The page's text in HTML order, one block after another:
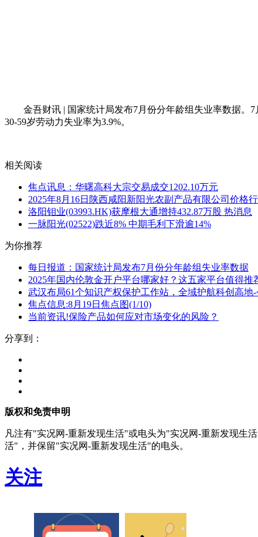
金吾财讯 | 国家统计局发布7月份分年龄组失业率数据。
30-59岁劳动力失业率为3.9%。
相关阅读
焦点讯息：华曙高科大宗交易成交1202.10万元
2025年8月16日陕西咸阳新阳光农副产品有限公司价格
洛阳钼业(03993.HK)获摩根大通增持432.87万股 热消息
一脉阳光(02522)跌近8% 中期毛利下滑逾14%
为你推荐
每日报道：国家统计局发布7月份分年龄组失业率数据
2025年国内伦敦金开户平台哪家好？这五家平台值得推
武汉布局61个知识产权保护工作站，全域护航科创高地
焦点信息:8月19日焦点图(1/10)
当前资讯!保险产品如何应对市场变化的风险？
分享到：
版权和免责申明
凡注有"实况网-重新发现生活"或电头为"实况网-重新发现生
活"，并保留"实况网-重新发现生活"的电头。
关注